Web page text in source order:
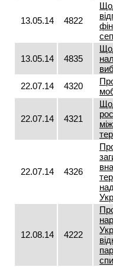
13.05.14 4822
13.05.14 4835
22.07.14 4320
22.07.14 4321
22.07.14 4326
12.08.14 4222